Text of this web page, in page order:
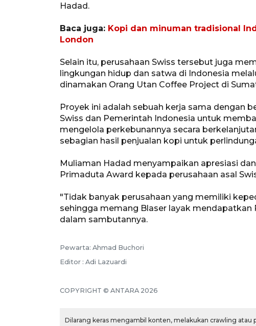
Hadad.
Baca juga: Kopi dan minuman tradisional
London
Selain itu, perusahaan Swiss tersebut juga
lingkungan hidup dan satwa di Indonesia
dinamakan Orang Utan Coffee Project di
Proyek ini adalah sebuah kerja sama dengan
Swiss dan Pemerintah Indonesia untuk
mengelola perkebunannya secara
sebagian hasil penjualan kopi untuk
Muliaman Hadad menyampaikan apresiasi
Primaduta Award kepada perusahaan asal
"Tidak banyak perusahaan yang memiliki
sehingga memang Blaser layak mendapatkan
dalam sambutannya.
Pewarta: Ahmad Buchori
Editor : Adi Lazuardi
COPYRIGHT © ANTARA 2026
Dilarang keras mengambil konten, melakukan crawling